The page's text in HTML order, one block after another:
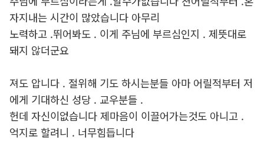
자지내는 시간이 많았습니다 아무리
노력하고 .뛰어봐도 . 이게 주님에 부르심인지 . 제뜻대로
돼지 않더군요
져도 압니다 . 절위해 기도 하시는분들 아마 어릴적부터 저
에게 기대하신 성당 . 교우분들 .
헌데 자신이없습니다 제마음이 이끌어가는것도 아니고 .
억지로 할려니 . 너무힘듭니다